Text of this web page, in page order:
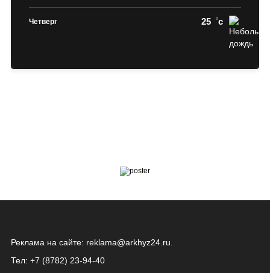
Четверг 25 c
Реклама на сайте: reklama@arkhyz24.ru.
Тел: +7 (8782) 23‑94‑40